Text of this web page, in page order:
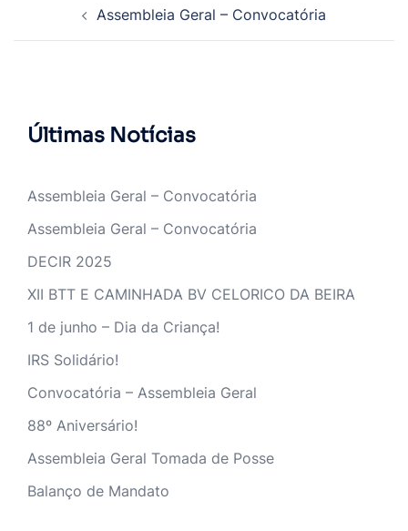
Assembleia Geral – Convocatória
Últimas Notícias
Assembleia Geral – Convocatória
Assembleia Geral – Convocatória
DECIR 2025
XII BTT E CAMINHADA BV CELORICO DA BEIRA
1 de junho – Dia da Criança!
IRS Solidário!
Convocatória – Assembleia Geral
88º Aniversário!
Assembleia Geral Tomada de Posse
Balanço de Mandato